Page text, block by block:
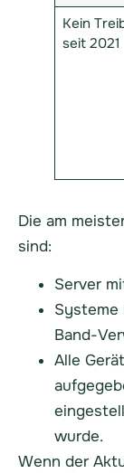
Kein
seit 2021
Die am
sind:
Server
Systeme
Band-
Alle
wurde.
Wenn der